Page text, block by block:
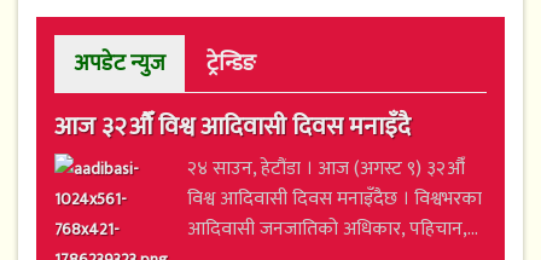
अपडेट न्युज ट्रेन्डिङ
आज ३२औँ विश्व आदिवासी दिवस मनाइँदै
२४ साउन, हेटौंडा । आज (अगस्ट ९) ३२औँ
विश्व आदिवासी दिवस मनाइँदैछ । विश्वभरका
आदिवासी जनजातिको अधिकार, पहिचान,...